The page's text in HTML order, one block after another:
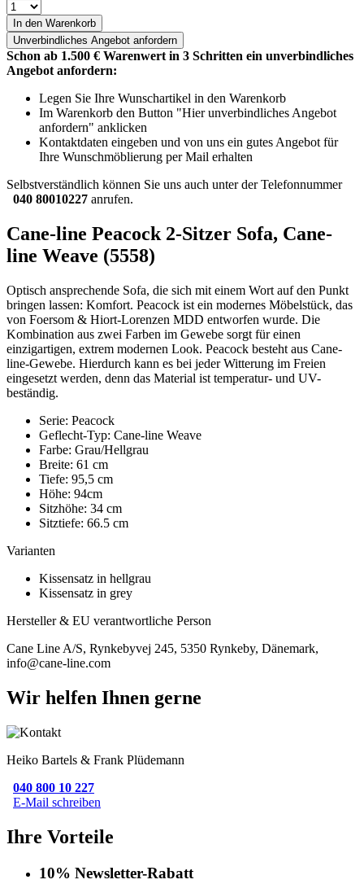
In den Warenkorb
Unverbindliches Angebot anfordern
Schon ab 1.500 € Warenwert in 3 Schritten ein unverbindliches
Angebot anfordern:
Legen Sie Ihre Wunschartikel in den Warenkorb
Im Warenkorb den Button "Hier unverbindliches Angebot
anfordern" anklicken
Kontaktdaten eingeben und von uns ein gutes Angebot für
Ihre Wunschmöblierung per Mail erhalten
Selbstverständlich können Sie uns auch unter der Telefonnummer
040 80010227 anrufen.
Cane-line Peacock 2-Sitzer Sofa, Cane-
line Weave (5558)
Optisch ansprechende Sofa, die sich mit einem Wort auf den Punkt
bringen lassen: Komfort. Peacock ist ein modernes Möbelstück, das
von Foersom & Hiort-Lorenzen MDD entworfen wurde. Die
Kombination aus zwei Farben im Gewebe sorgt für einen
einzigartigen, extrem modernen Look. Peacock besteht aus Cane-
line-Gewebe. Hierdurch kann es bei jeder Witterung im Freien
eingesetzt werden, denn das Material ist temperatur- und UV-
beständig.
Serie: Peacock
Geflecht-Typ: Cane-line Weave
Farbe: Grau/Hellgrau
Breite: 61 cm
Tiefe: 95,5 cm
Höhe: 94cm
Sitzhöhe: 34 cm
Sitztiefe: 66.5 cm
Varianten
Kissensatz in hellgrau
Kissensatz in grey
Hersteller & EU verantwortliche Person
Cane Line A/S, Rynkebyvej 245, 5350 Rynkeby, Dänemark,
info@cane-line.com
Wir helfen Ihnen gerne
Heiko Bartels & Frank Plüdemann
040 800 10 227
E-Mail schreiben
Ihre Vorteile
10% Newsletter-Rabatt